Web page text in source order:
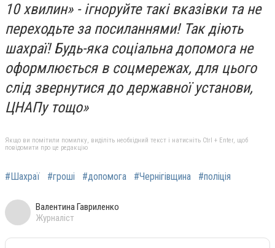
10 хвилин» - ігноруйте такі вказівки та не
переходьте за посиланнями! Так діють
шахраї! Будь-яка соціальна допомога не
оформлюється в соцмережах, для цього
слід звернутися до державної установи,
ЦНАПу тощо»
Якщо ви помітили помилку, виділіть необхідний текст і натисніть Ctrl + Enter, щоб
повідомити про це редакцію
#Шахраї #гроші #допомога #Чернігівщина #поліція
Валентина Гавриленко
Журналіст